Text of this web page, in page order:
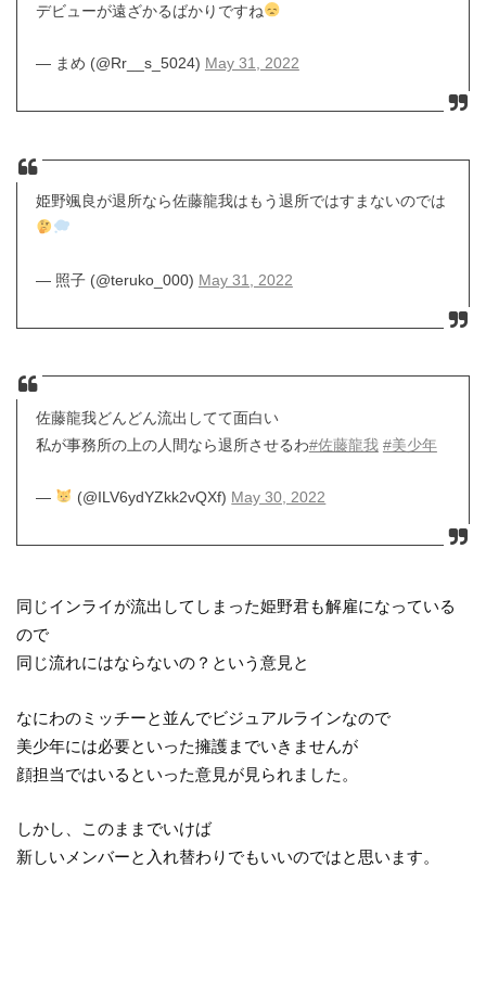
デビューが遠ざかるばかりですね
— まめ (@Rr__s_5024) May 31, 2022
姫野颯良が退所なら佐藤龍我はもう退所ではすまないのでは
— 照子 (@teruko_000) May 31, 2022
佐藤龍我どんどん流出してて面白い
私が事務所の上の人間なら退所させるわ#佐藤龍我 #美少年
— (@ILV6ydYZkk2vQXf) May 30, 2022
同じインライが流出してしまった姫野君も解雇になっている
ので
同じ流れにはならないの？という意見と
なにわのミッチーと並んでビジュアルラインなので
美少年には必要といった擁護までいきませんが
顔担当ではいるといった意見が見られました。
しかし、このままでいけば
新しいメンバーと入れ替わりでもいいのではと思います。